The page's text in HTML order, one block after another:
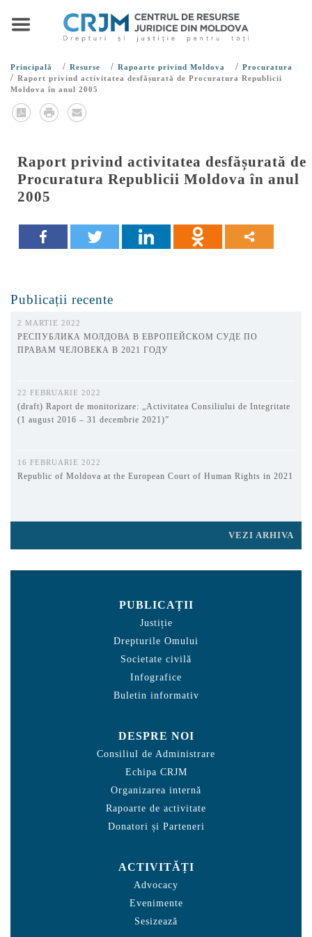
Principală / Resurse / Rapoarte privind Moldova / Procuratura
/ Raport privind activitatea desfășurată de Procuratura Republicii
Moldova în anul 2005
Raport privind activitatea desfășurată de
Procuratura Republicii Moldova în anul
2005
Publicații recente
2 MARTIE 2022
РЕСПУБЛИКА МОЛДОВА В ЕВРОПЕЙСКОМ СУДЕ ПО
ПРАВАМ ЧЕЛОВЕКА В 2021 ГОДУ
22 FEBRUARIE 2022
(draft) Raport de monitorizare: „Activitatea Consiliului de Integritate
(1 august 2016 – 31 decembrie 2021)”
16 FEBRUARIE 2022
Republic of Moldova at the European Court of Human Rights in 2021
VEZI ARHIVA
PUBLICAȚII
Justiție
Drepturile Omului
Societate civilă
Infografice
Buletin informativ
DESPRE NOI
Consiliul de Administrare
Echipa CRJM
Organizarea internă
Rapoarte de activitate
Donatori și Parteneri
ACTIVITĂȚI
Advocacy
Evenimente
Sesizează